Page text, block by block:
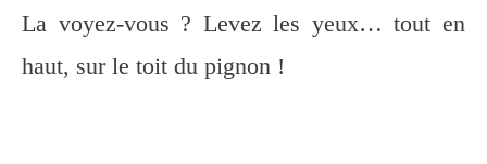
La voyez-vous ? Levez les yeux… tout en
haut, sur le toit du pignon !